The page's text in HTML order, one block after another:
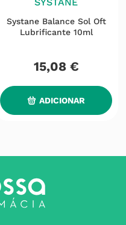
Systane Balance Sol Oft
Lubrificante 10ml
15,08 €
ADICIONAR